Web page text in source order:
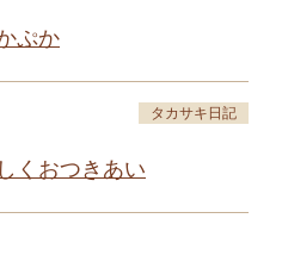
ぷか
タカサキ日記
くおつきあい